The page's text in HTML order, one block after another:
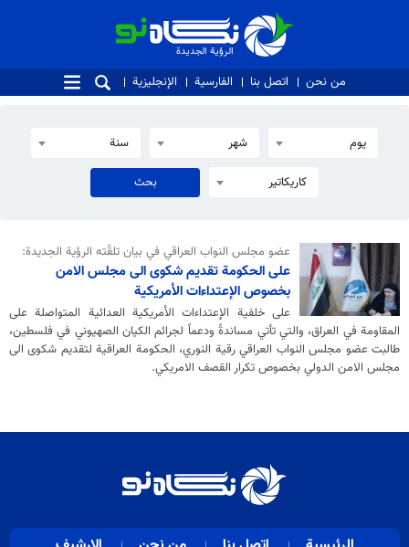
الرؤية الجديدة
الرؤية الجديدة
من نحن اتصل بنا الفارسية الإنجليزية
يوم شهر سنة
كاريكاتير
عضو مجلس النواب العراقي في بيان تلقّته الرؤية الجديدة:
على الحكومة تقديم شكوى الى مجلس الامن
بخصوص الإعتداءات الأمريكية
على خلفية الإعتداءات الأمريكية العدائية المتواصلة على
المقاومة في العراق، والتي تأتي مساندةً ودعماً لجرائم الكيان الصهيوني في فلسطين،
طالبت عضو مجلس النواب العراقي رقية النوري، الحكومة العراقية لتقديم شكوى الى
مجلس الامن الدولي بخصوص تكرار القصف الامريكي.